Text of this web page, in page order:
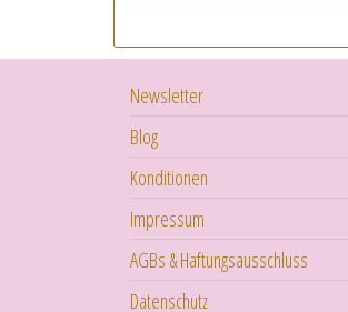
Newsletter
Blog
Konditionen
Impressum
AGBs & Haftungsausschluss
Datenschutz